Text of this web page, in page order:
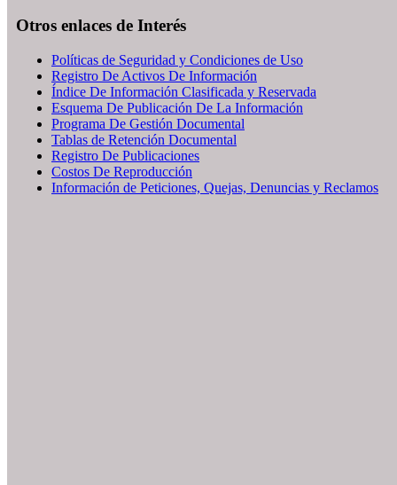
Otros enlaces de Interés
Políticas de Seguridad y Condiciones de Uso
Registro De Activos De Información
Índice De Información Clasificada y Reservada
Esquema De Publicación De La Información
Programa De Gestión Documental
Tablas de Retención Documental
Registro De Publicaciones
Costos De Reproducción
Información de Peticiones, Quejas, Denuncias y Reclamos